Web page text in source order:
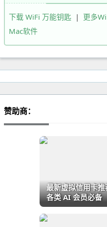
下载 WiFi 万能钥匙 | 更多
Mac软件
赞助商：
最新虚拟信用卡
各类 AI 会员必备